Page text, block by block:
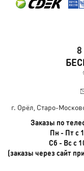
8
г. Орёл, Старо-
Заказы по
Пн - Пт с
Сб - Вс с
(заказы через сайт